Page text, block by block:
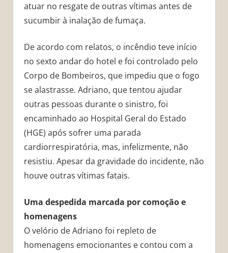
atuar no resgate de outras vítimas antes de
sucumbir à inalação de fumaça.
De acordo com relatos, o incêndio teve início
no sexto andar do hotel e foi controlado pelo
Corpo de Bombeiros, que impediu que o fogo
se alastrasse. Adriano, que tentou ajudar
outras pessoas durante o sinistro, foi
encaminhado ao Hospital Geral do Estado
(HGE) após sofrer uma parada
cardiorrespiratória, mas, infelizmente, não
resistiu. Apesar da gravidade do incidente, não
houve outras vítimas fatais.
Uma despedida marcada por comoção e
homenagens
O velório de Adriano foi repleto de
homenagens emocionantes e contou com a